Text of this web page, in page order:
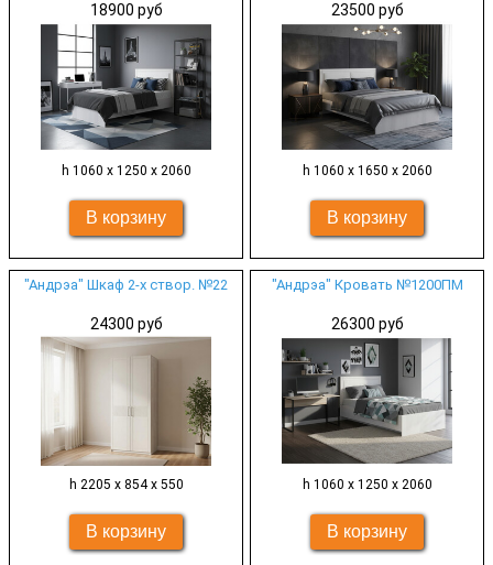
18900 руб
h 1060 х 1250 х 2060
23500 руб
h 1060 х 1650 х 2060
"Андрэа" Шкаф 2-х створ. №22
24300 руб
h 2205 х 854 х 550
"Андрэа" Кровать №1200ПМ
26300 руб
h 1060 х 1250 х 2060